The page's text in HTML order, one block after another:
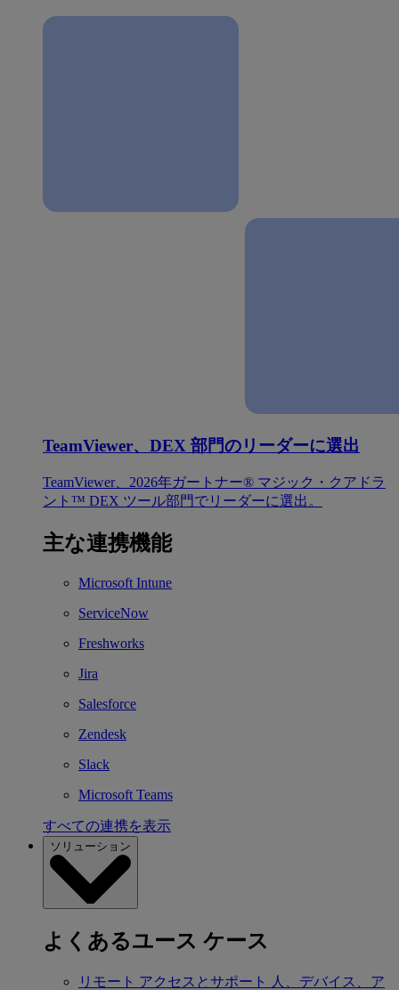
TeamViewer、DEX 部門のリーダーに選出
TeamViewer、2026年ガートナー® マジック・クアドラ
ント™ DEX ツール部門でリーダーに選出。
主な連携機能
Microsoft Intune
ServiceNow
Freshworks
Jira
Salesforce
Zendesk
Slack
Microsoft Teams
すべての連携を表示
ソリューション
よくあるユース ケース
リモート アクセスとサポート
人、デバイス、ア